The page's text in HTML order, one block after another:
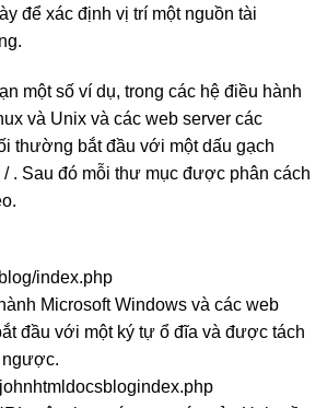
để xác định vị trí một nguồn tài
một số ví dụ, trong các hệ điều hành
và Unix và các web server các
thường bắt đầu với một dấu gạch
. Sau đó mỗi thư mục được phân cách
index.php
Microsoft Windows và các web
đầu với một ký tự ổ đĩa và được tách
ngược.